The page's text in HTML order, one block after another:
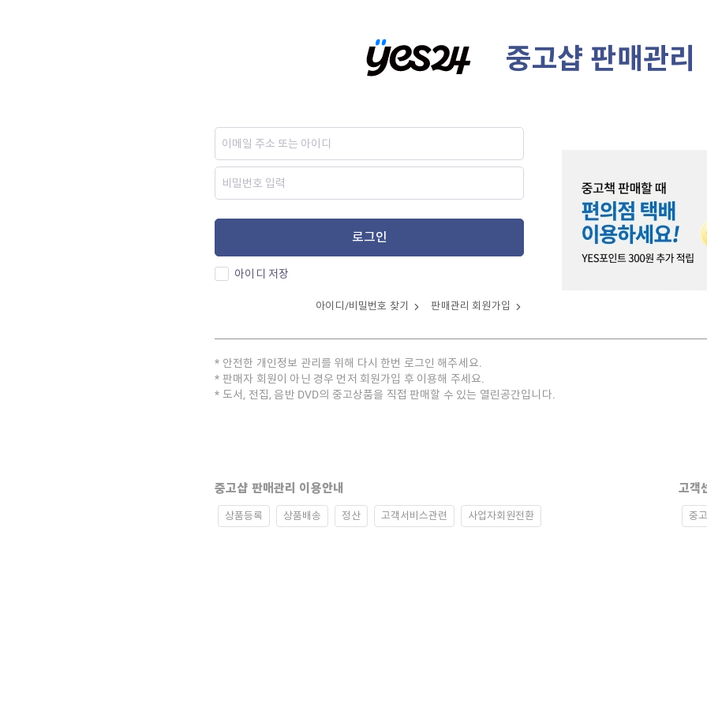
중고샵 판매관리
로그인
아이디 저장
아이디/비밀번호 찾기 판매관리 회원가입
안전한 개인정보 관리를 위해 다시 한번 로그인 해주세요.
판매자 회원이 아닌 경우 먼저 회원가입 후 이용해 주세요.
도서, 전집, 음반 DVD의 중고상품을 직접 판매할 수 있는 열린공간입니다.
중고샵 판매관리 이용안내
상품등록 상품배송 정산 고객서비스관련 사업자회원전환
고객
중